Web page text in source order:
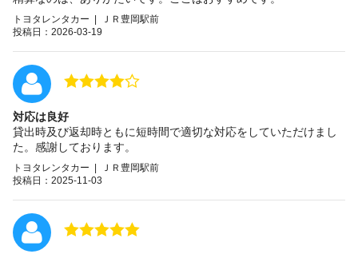
トヨタレンタカー | ＪＲ豊岡駅前
投稿日：2026-03-19
対応は良好
貸出時及び返却時ともに短時間で適切な対応をしていただけまし
た。感謝しております。
トヨタレンタカー | ＪＲ豊岡駅前
投稿日：2025-11-03